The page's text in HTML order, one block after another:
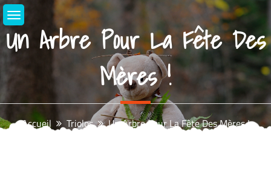
Aller
au
contenu
Un Arbre Pour La Fête Des
Mères !
Accueil Triolos Un Arbre Pour La Fête Des Mères !